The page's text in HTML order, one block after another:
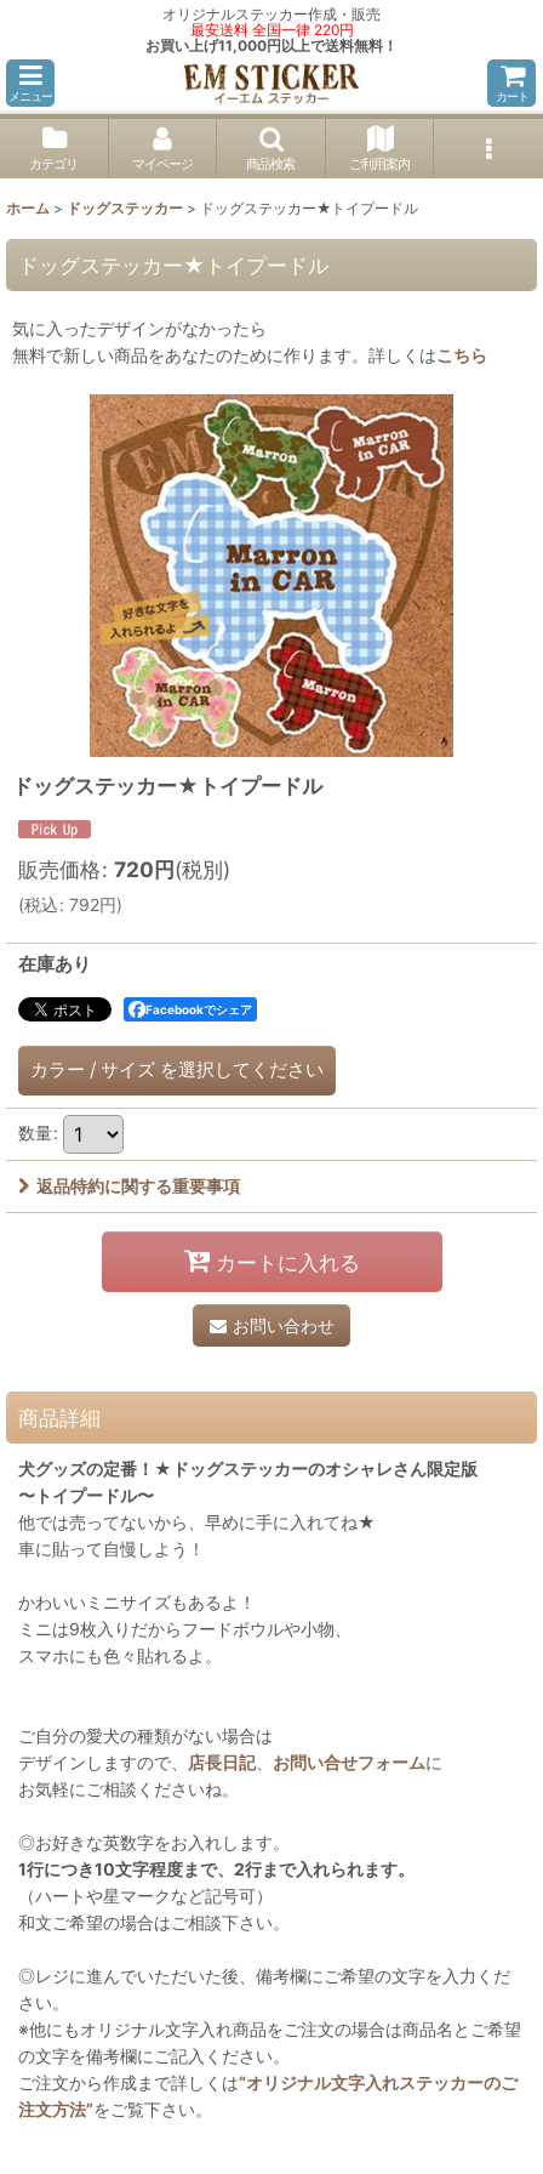
オリジナルステッカー作成・販売
最安送料 全国一律 220円
お買い上げ11,000円以上で送料無料！
メニュー カート
カテゴリ マイページ 商品検索 ご利用案内
ホーム > ドッグステッカー > ドッグステッカー★トイプードル
ドッグステッカー★トイプードル
気に入ったデザインがなかったら
無料で新しい商品をあなたのために作ります。詳しくはこちら
ドッグステッカー★トイプードル
販売価格: 720円(税別)
(税込: 792円)
在庫あり
Facebookでシェア
カラー / サイズ を選択してください
数量:
返品特約に関する重要事項
カートに入れる
お問い合わせ
商品詳細
犬グッズの定番！★ドッグステッカーのオシャレさん限定版
〜トイプードル〜
他では売ってないから、早めに手に入れてね★
車に貼って自慢しよう！
かわいいミニサイズもあるよ！
ミニは9枚入りだからフードボウルや小物、
スマホにも色々貼れるよ。
ご自分の愛犬の種類がない場合は
デザインしますので、
店長日記、 お問い合せフォームに
お気軽にご相談くださいね。
◎お好きな英数字をお入れします。
1行につき10文字程度まで、2行まで入れられます。
（ハートや星マークなど記号可）
和文ご希望の場合はご相談下さい。
◎レジに進んでいただいた後、備考欄にご希望の文字を入力くだ
さい。
※他にもオリジナル文字入れ商品をご注文の場合は商品名とご希望
の文字を備考欄にご記入ください。
ご注文から作成まで詳しくは“オリジナル文字入れステッカーのご
注文方法”をご覧下さい。